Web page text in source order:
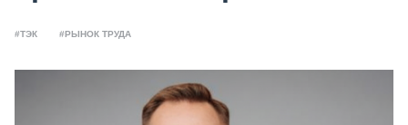
#ТЭК #РЫНОК ТРУДА